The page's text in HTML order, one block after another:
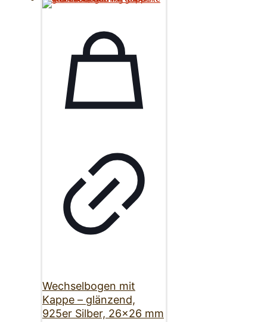
Wechselbogen mit
Kappe – glänzend,
925er Silber, 26×26 mm